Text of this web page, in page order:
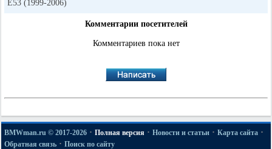
E53 (1999-2006)
Комментарии посетителей
Комментариев пока нет
BMWman.ru © 2017-2026 · Полная версия · Новости и статьи · Карта сайта ·
Обратная связь · Поиск по сайту